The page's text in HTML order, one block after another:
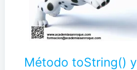
Método toString() y